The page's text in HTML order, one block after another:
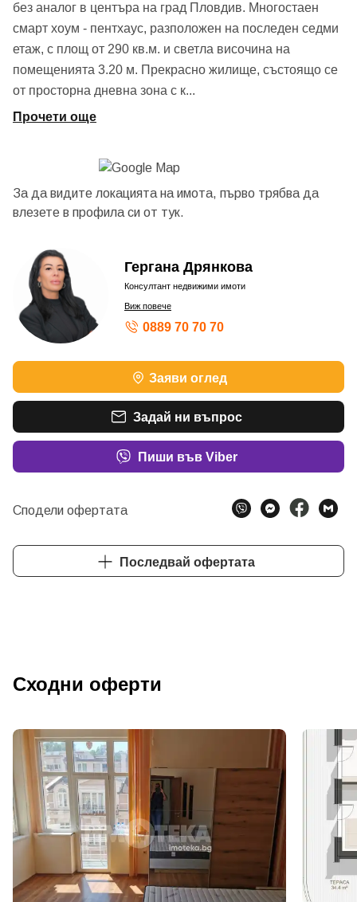
без аналог в центъра на град Пловдив. Многостаен
смарт хоум - пентхаус, разположен на последен седми
етаж, с площ от 290 кв.м. и светла височина на
помещенията 3.20 м. Прекрасно жилище, състоящо се
от просторна дневна зона с к...
Прочети още
За да видите локацията на имота, първо трябва да
влезете в профила си от тук.
Гергана Дрянкова
Консултант недвижими имоти
Виж повече
0889 70 70 70
Заяви оглед
Задай ни въпрос
Пиши във Viber
Сподели офертата
Последвай офертата
Сходни оферти